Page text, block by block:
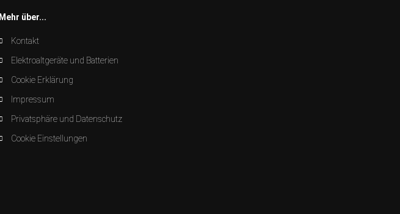
Mehr über...
Kontakt
Elektroaltgeräte und Batterien
Cookie Erklärung
Impressum
Privatsphäre und Datenschutz
Cookie Einstellungen